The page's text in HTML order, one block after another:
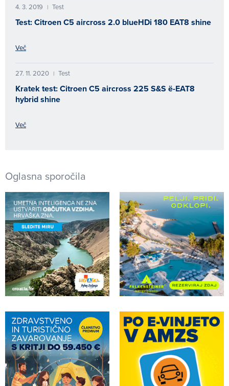
4. 3. 2019 | Test
Test: Citroen C5 aircross 2.0 blueHDi 180 EAT8 shine
Več
27. 11. 2020 | Test
Kratek test: Citroen C5 aircross 225 S&S ë-EAT8
hybrid shine
Več
Oglasna sporočila